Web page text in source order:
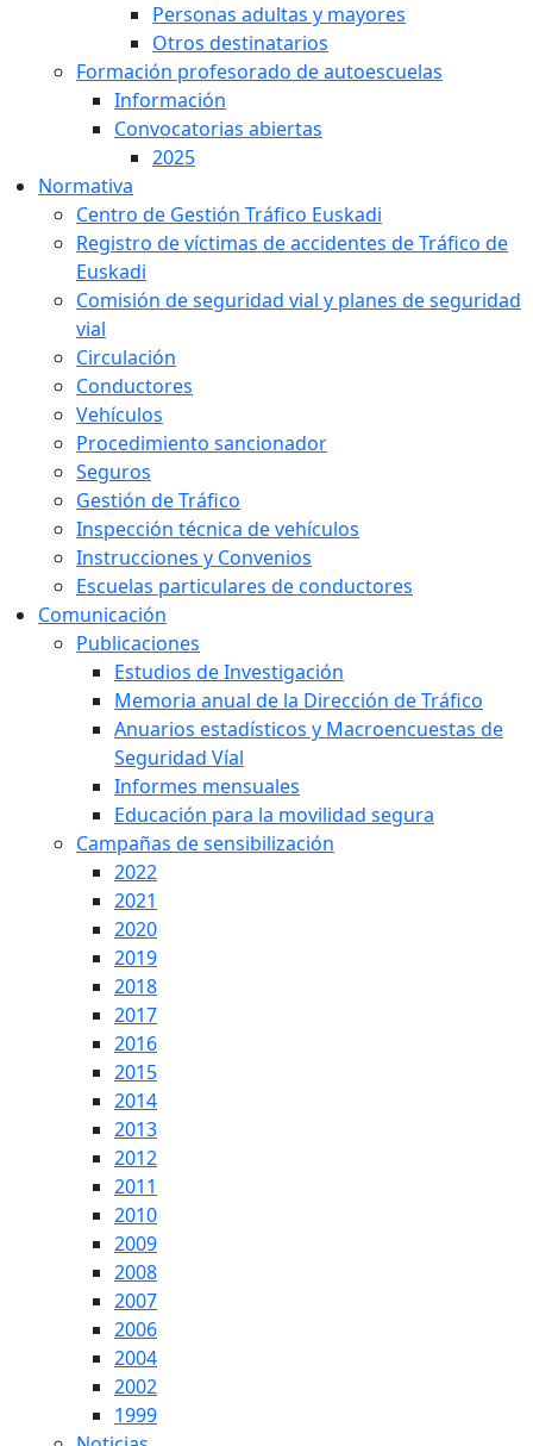
Personas adultas y mayores
Otros destinatarios
Formación profesorado de autoescuelas
Información
Convocatorias abiertas
2025
Normativa
Centro de Gestión Tráfico Euskadi
Registro de víctimas de accidentes de Tráfico de
Euskadi
Comisión de seguridad vial y planes de seguridad
vial
Circulación
Conductores
Vehículos
Procedimiento sancionador
Seguros
Gestión de Tráfico
Inspección técnica de vehículos
Instrucciones y Convenios
Escuelas particulares de conductores
Comunicación
Publicaciones
Estudios de Investigación
Memoria anual de la Dirección de Tráfico
Anuarios estadísticos y Macroencuestas de
Seguridad Víal
Informes mensuales
Educación para la movilidad segura
Campañas de sensibilización
2022
2021
2020
2019
2018
2017
2016
2015
2014
2013
2012
2011
2010
2009
2008
2007
2006
2004
2002
1999